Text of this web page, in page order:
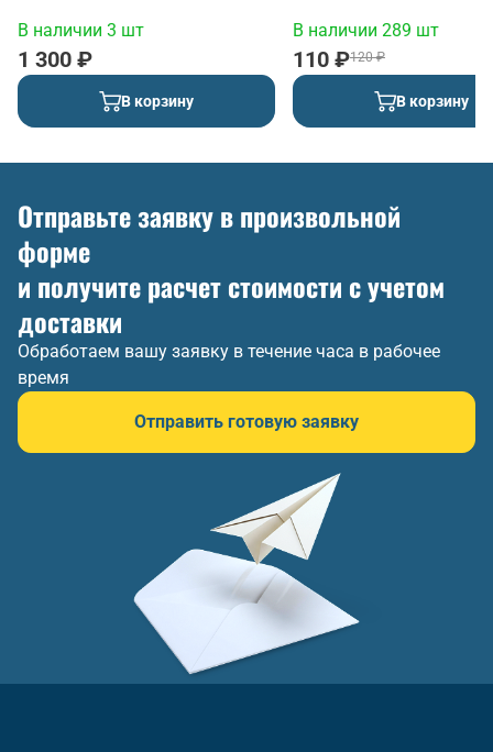
В наличии 3 шт
1 300 ₽
В корзину
В наличии 289 шт
120 ₽
110 ₽
В корзину
Отправьте заявку в произвольной
форме
и получите расчет стоимости с учетом
доставки
Обработаем вашу заявку в течение часа в рабочее
время
Отправить готовую заявку